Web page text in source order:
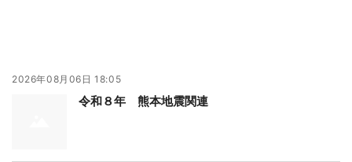
2026年08月06日 18:05
令和８年 熊本地震関連